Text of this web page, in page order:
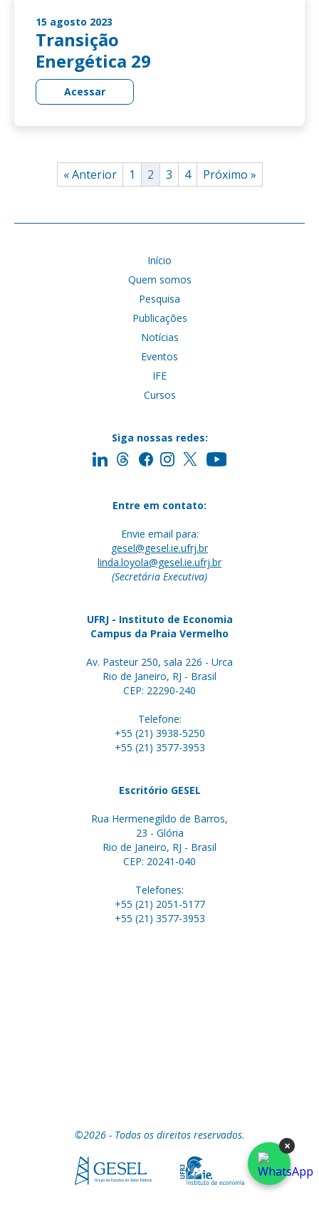
15 agosto 2023
Transição
Energética 29
Acessar
« Anterior 1 2 3 4 Próximo »
Início
Quem somos
Pesquisa
Publicações
Notícias
Eventos
IFE
Cursos
Siga nossas redes:
Entre em contato:
Envie email para:
gesel@gesel.ie.ufrj.br
linda.loyola@gesel.ie.ufrj.br
(Secretária Executiva)
UFRJ - Instituto de Economia
Campus da Praia Vermelho
Av. Pasteur 250, sala 226 - Urca
Rio de Janeiro, RJ - Brasil
CEP: 22290-240
Telefone:
+55 (21) 3938-5250
+55 (21) 3577-3953
Escritório GESEL
Rua Hermenegildo de Barros,
23 - Glória
Rio de Janeiro, RJ - Brasil
CEP: 20241-040
Telefones:
+55 (21) 2051-5177
+55 (21) 3577-3953
©2026 - Todos os direitos reservados.
×